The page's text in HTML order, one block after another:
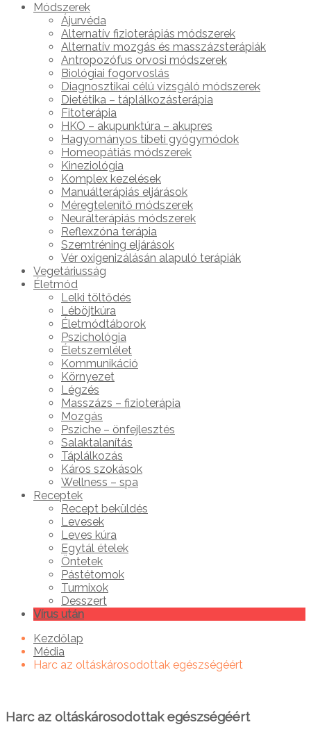
Módszerek
Ájurvéda
Alternatív fizioterápiás módszerek
Alternatív mozgás és masszázsterápiák
Antropozófus orvosi módszerek
Biológiai fogorvoslás
Diagnosztikai célú vizsgáló módszerek
Dietétika – táplálkozásterápia
Fitoterápia
HKO – akupunktúra – akupres
Hagyományos tibeti gyógymódok
Homeopátiás módszerek
Kineziológia
Komplex kezelések
Manuálterápiás eljárások
Méregtelenítő módszerek
Neurálterápiás módszerek
Reflexzóna terápia
Szemtréning eljárások
Vér oxigenizálásán alapuló terápiák
Vegetáriusság
Életmód
Lelki töltődés
Léböjtkúra
Életmódtáborok
Pszichológia
Életszemlélet
Kommunikáció
Környezet
Légzés
Masszázs – fizioterápia
Mozgás
Psziche – önfejlesztés
Salaktalanítás
Táplálkozás
Káros szokások
Wellness – spa
Receptek
Recept beküldés
Levesek
Leves kúra
Egytál ételek
Öntetek
Pástétomok
Turmixok
Desszert
Vírus után
Kezdőlap
Média
Harc az oltáskárosodottak egészségéért
Harc az oltáskárosodottak egészségéért